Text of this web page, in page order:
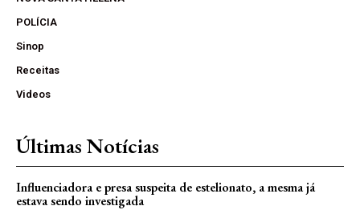
POLÍCIA
Sinop
Receitas
Videos
Últimas Notícias
Influenciadora e presa suspeita de estelionato, a mesma já
estava sendo investigada